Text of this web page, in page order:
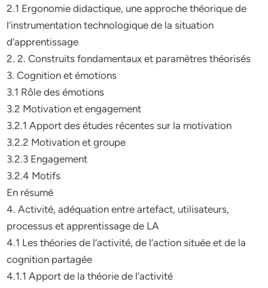
2.1 Ergonomie didactique, une approche théorique de
l’instrumentation technologique de la situation
d’apprentissage
2. 2. Construits fondamentaux et paramètres théorisés
3. Cognition et émotions
3.1 Rôle des émotions
3.2 Motivation et engagement
3.2.1 Apport des études récentes sur la motivation
3.2.2 Motivation et groupe
3.2.3 Engagement
3.2.4 Motifs
En résumé
4. Activité, adéquation entre artefact, utilisateurs,
processus et apprentissage de LA
4.1 Les théories de l’activité, de l’action située et de la
cognition partagée
4.1.1 Apport de la théorie de l’activité